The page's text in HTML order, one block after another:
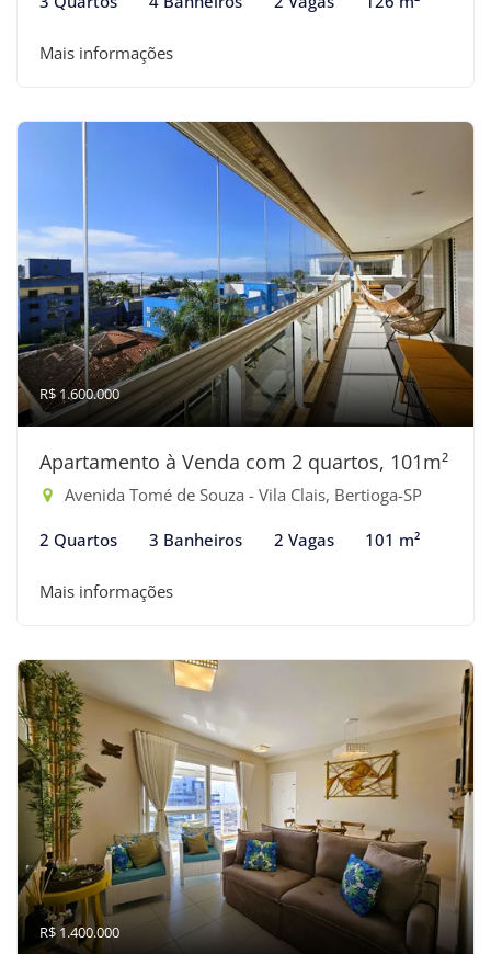
Mais informações
R$ 1.600.000
Apartamento à Venda com 2 quartos, 101m²
Avenida Tomé de Souza - Vila Clais, Bertioga-SP
2 Quartos 3 Banheiros 2 Vagas 101 m²
Mais informações
R$ 1.400.000